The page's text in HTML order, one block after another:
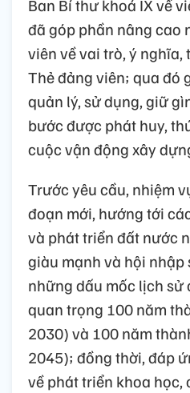
Ban Bí thư khoá IX về
đã góp phần nâng cao
viên về vai trò, ý
Thẻ đảng viên; qua đó
quản lý, sử dụng, giữ
bước được phát huy,
cuộc vận động xây
Trước yêu cầu, nhiệm
đoạn mới, hướng tới
và phát triển đất nước
giàu mạnh và hội nhập
những dấu mốc lịch sử
quan trọng 100 năm
2030) và 100 năm
2045); đồng thời, đáp
về phát triển khoa học,